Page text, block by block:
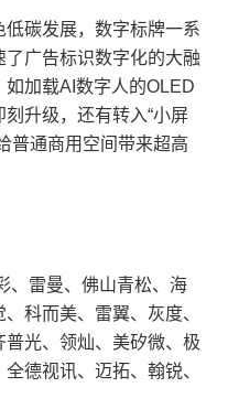
碳发展，数字标牌一系
广告标识数字化的大融
加载AI数字人的OLED
升级，还有转入“小屏
普通商用空间带来超高
、雷曼、佛山青松、海
科而美、雷翼、灰度、
光、领灿、美矽微、极
德视讯、迈拓、翰锐、